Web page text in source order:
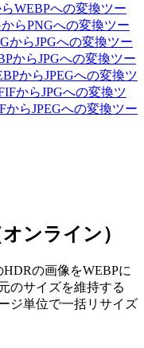
らWEBPへの変換ツー
からPNGへの変換ツー
からJPGへの変換ツー
からJPGへの変換ツー
からJPEGへの変換ツ
からJPGへの変換ツ
からJPEGへの変換ツー
ンライン）
の画像をWEBPに
のサイズを維持する
ジ単位で一括リサイズ